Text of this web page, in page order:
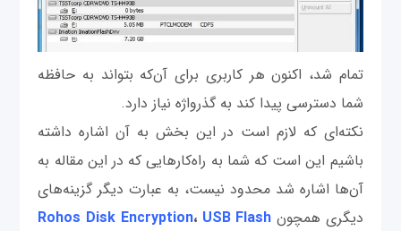
تمام شد، اکنون هر کاربری برای آن‌که بتواند به حافظه
شما دسترسی پیدا کند به گذرواژه نیاز دارد.
نکته‌ای که لازم است در این بخش به آن اشاره داشته
باشیم این است که شما به راه‌کارهایی که در این مقاله به
آن‌ها اشاره شد محدود نیست، به عبارت دیگر گزینه‌های
دیگری همچون
Rohos Disk Encryption، USB Flash